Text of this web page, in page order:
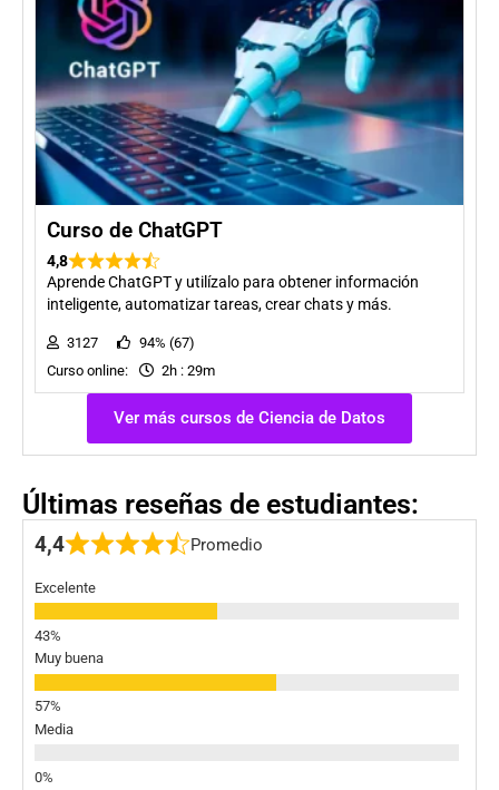
Curso de ChatGPT
4,8
Aprende ChatGPT y utilízalo para obtener información
inteligente, automatizar tareas, crear chats y más.
3127
94% (67)
Curso online:
2h : 29m
Ver más cursos de Ciencia de Datos
Últimas reseñas de estudiantes:
4,4 Promedio
Excelente
Muy buena
Media